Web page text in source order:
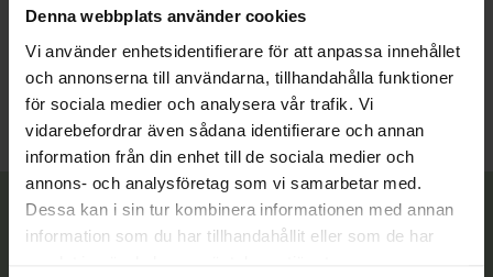
Denna webbplats använder cookies
Vi använder enhetsidentifierare för att anpassa innehållet
och annonserna till användarna, tillhandahålla funktioner
för sociala medier och analysera vår trafik. Vi
vidarebefordrar även sådana identifierare och annan
information från din enhet till de sociala medier och
annons- och analysföretag som vi samarbetar med.
Dessa kan i sin tur kombinera informationen med annan
information som du har tillhandahållit eller som de har
Great Essentials
398 kr 498 kr
LÄGG I VARUKORGEN
498 kr 598 kr
LÄGG I VARUKORGEN
Lär dig mer